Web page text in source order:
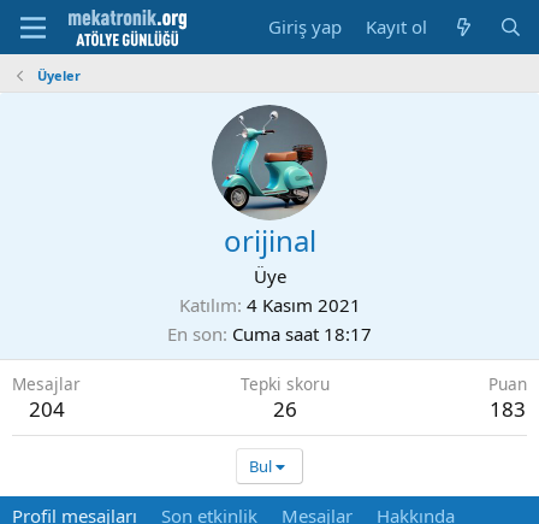
Giriş yap Kayıt ol
Üyeler
orijinal
Üye
Katılım 4 Kasım 2021
En son Cuma saat 18:17
Mesajlar
204
Tepki skoru
26
Puan
183
Bul
Profil mesajları Son etkinlik Mesajlar Hakkında